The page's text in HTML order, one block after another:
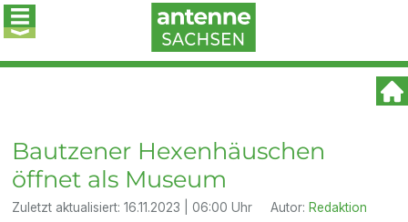
Bautzener Hexenhäuschen
öffnet als Museum
Zuletzt aktualisiert:16.11.2023 | 06:00 Uhr Autor: Redaktion